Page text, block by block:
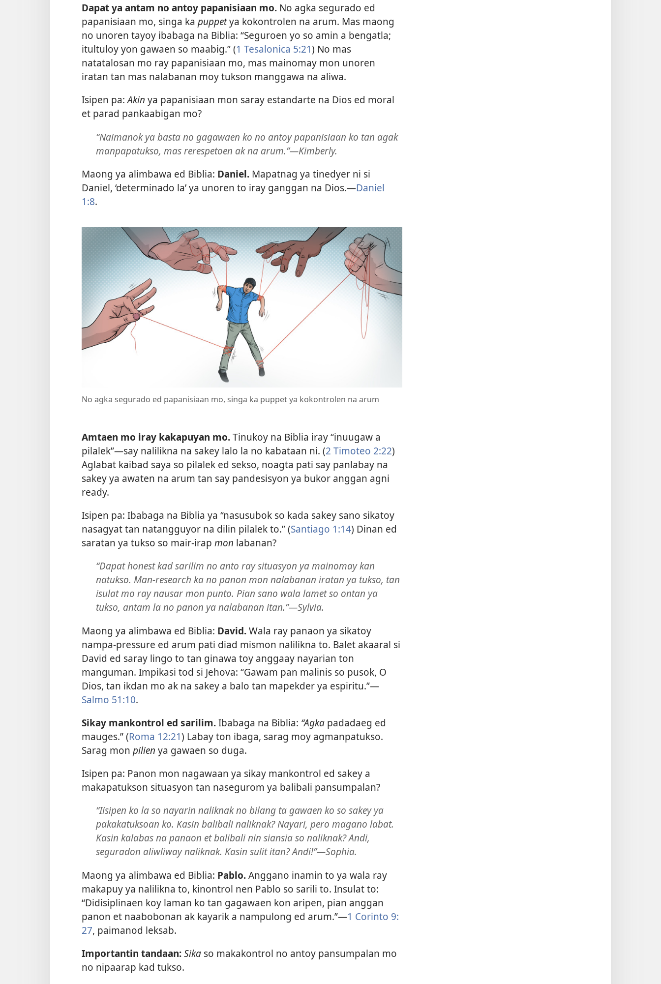
Dapat ya antam no antoy papanisiaan mo. No agka segurado ed
papanisiaan mo, singa ka puppetya kokontrolen na arum. Mas maong
no unoren tayoy ibabaga na Biblia: “Seguroen yo so amin a bengatla;
itultuloy yon gawaen so maabig.” (1 Tesalonica 5:21) No mas
natatalosan mo ray papanisiaan mo, mas mainomay mon unoren
iratan tan mas nalabanan moy tukson manggawa na aliwa.
Isipen pa:Akin ya papanisiaan mon saray estandarte na Dios ed moral
et parad pankaabigan mo?
“Naimanok ya basta no gagawaen ko no antoy papanisiaan ko tan agak
manpapatukso, mas rerespetoen ak na arum.”​—Kimberly.
Maong ya alimbawa ed Biblia: Daniel. Mapatnag ya tinedyer ni si
Daniel, ‘determinado la’ ya unoren to iray ganggan na Dios.​—Daniel
1:8.
No agka segurado ed papanisiaan mo, singa ka puppet ya kokontrolen na arum
Amtaen mo iray kakapuyan mo.Tinukoy na Biblia iray “inuugaw a
pilalek”​—say nalilikna na sakey lalo la no kabataan ni. (2 Timoteo 2:​22)
Aglabat kaibad saya so pilalek ed sekso, noagta pati say panlabay na
sakey ya awaten na arum tan say pandesisyon ya bukor anggan agni
ready.
Isipen pa: Ibabaga na Biblia ya “nasusubok so kada sakey sano sikatoy
nasagyat tan natangguyor na dilin pilalek to.” (Santiago 1:14) Dinan ed
saratan ya tukso so mair-irap mon labanan?
“Dapat honest kad sarilim no anto ray situasyon ya mainomay kan
natukso. Man-research ka no panon mon nalabanan iratan ya tukso, tan
isulat mo ray nausar mon punto. Pian sano wala lamet so ontan ya
tukso, antam la no panon ya nalabanan itan.”​—Sylvia.
Maong ya alimbawa ed Biblia: David.Wala ray panaon ya sikatoy
nampa-pressure ed arum pati diad mismon nalilikna to. Balet akaaral si
David ed saray lingo to tan ginawa toy anggaay nayarian ton
manguman. Impikasi tod si Jehova: “Gawam pan malinis so pusok, O
Dios, tan ikdan mo ak na sakey a balo tan mapekder ya espiritu.”​—
Salmo 51:10.
Sikay mankontrol ed sarilim.Ibabaga na Biblia: “Agka padadaeg ed
mauges.” (Roma 12:21) Labay ton ibaga, sarag moy agmanpatukso.
Sarag mon pilien ya gawaen so duga.
Isipen pa: Panon mon nagawaan ya sikay mankontrol ed sakey a
makapatukson situasyon tan nasegurom ya balibali pansumpalan?
“Iisipen ko la so nayarin naliknak no bilang ta gawaen ko so sakey ya
pakakatuksoan ko. Kasin balibali naliknak? Nayari, pero magano labat.
Kasin kalabas na panaon et balibali nin siansia so naliknak? Andi,
seguradon aliwliway naliknak. Kasin sulit itan? Andi!”​—Sophia.
Maong ya alimbawa ed Biblia: Pablo.Anggano inamin to ya wala ray
makapuy ya nalilikna to, kinontrol nen Pablo so sarili to. Insulat to:
“Didisiplinaen koy laman ko tan gagawaen kon aripen, pian anggan
panon et naabobonan ak kayarik a nampulong ed arum.”​—1 Corinto 9:​
27, paimanod leksab.
Importantin tandaan:Sika so makakontrol no antoy pansumpalan mo
no nipaarap kad tukso.